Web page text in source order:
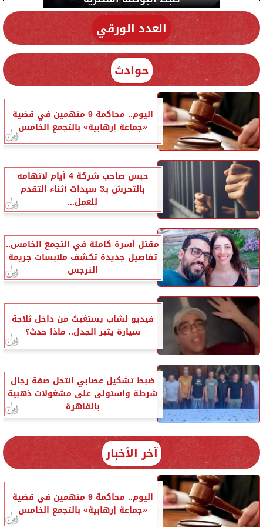
العدد الورقي
حوادث
اليوم.. محاكمة 9 متهمين في قضية
«جماعة إرهابية» بالتجمع الخامس
حبس صاحب شركة 4 أيام لاتهامه
بالتحرش بـ3 سيدات أثناء التقدم
للعمل...
مقتل أسرة كاملة في التجمع الخامس..
تفاصيل جديدة تكشف ملابسات جريمة
النرجس
فيديو لشاب يستغيث من داخل ثلاجة
سيارة يثير الجدل.. ماذا حدث؟
ضبط تشكيل عصابي انتحل صفة رجال
شرطة واستولى على مشغولات ذهبية
بالقاهرة
آخر الأخبار
اليوم.. محاكمة 9 متهمين في قضية
«جماعة إرهابية» بالتجمع الخامس